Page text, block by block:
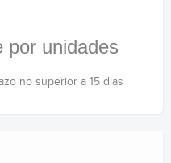
por unidades
no superior a 15 dias